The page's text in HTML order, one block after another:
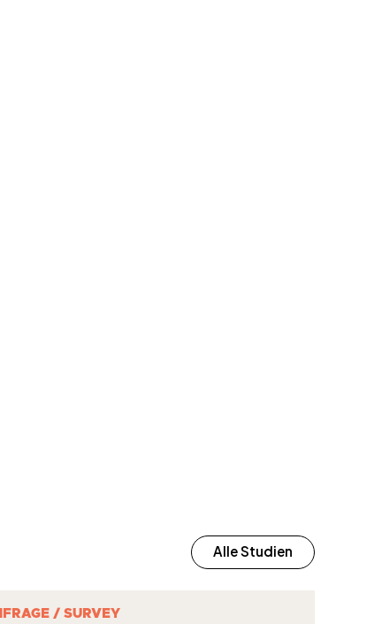
Alle Studien
/ SURVEY